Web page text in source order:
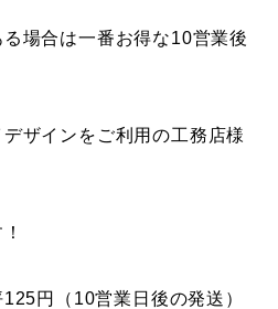
場合は一番お得な10営業後
ザインをご利用の工務店様
円（10営業日後の発送）